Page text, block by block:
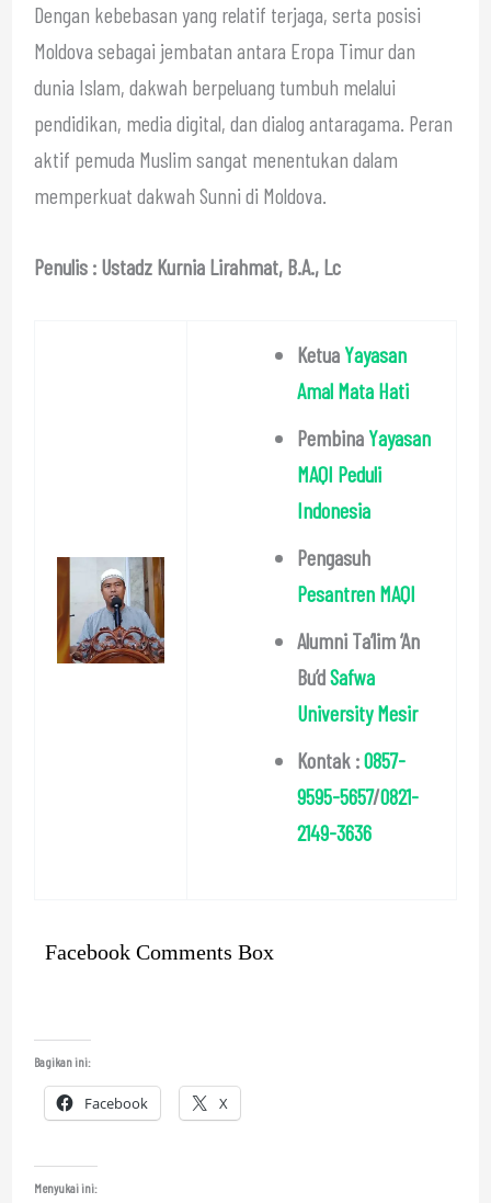
Dengan kebebasan yang relatif terjaga, serta posisi
Moldova sebagai jembatan antara Eropa Timur dan
dunia Islam, dakwah berpeluang tumbuh melalui
pendidikan, media digital, dan dialog antaragama. Peran
aktif pemuda Muslim sangat menentukan dalam
memperkuat dakwah Sunni di Moldova.
Penulis : Ustadz Kurnia Lirahmat, B.A., Lc
Ketua Yayasan
Amal Mata Hati
Pembina Yayasan
MAQI Peduli
Indonesia
Pengasuh
Pesantren MAQI
Alumni Ta’lim ‘An
Bu’dSafwa
University Mesir
Kontak :0857-
9595-5657/0821-
2149-3636
Facebook Comments Box
Bagikan ini:
Facebook X
Menyukai ini: